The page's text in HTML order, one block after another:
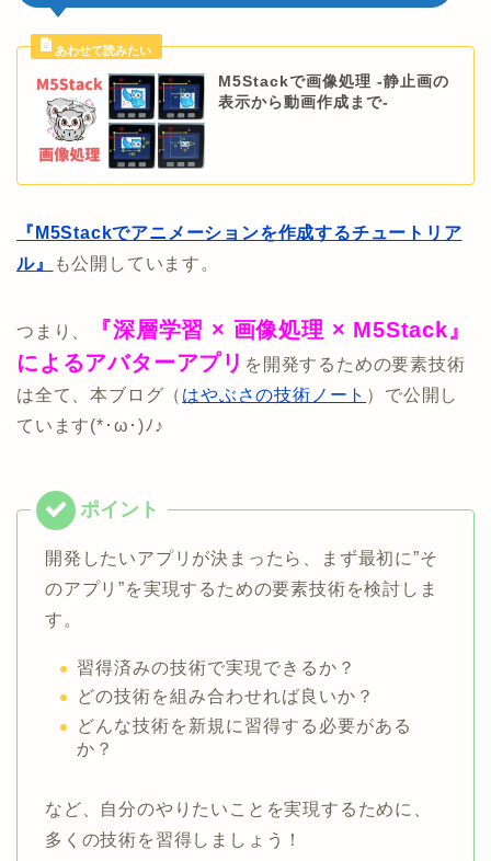
M5Stackで画像処理 -静止画の
表示から動画作成まで-
『M5Stackでアニメーションを作成するチュートリア
ル』
も公開しています。
つまり、
『深層学習 × 画像処理 × M5Stack』
によるアバターアプリ を開発するための要素技術
は全て、本ブログ（ はやぶさの技術ノート ）で公開し
ています(*･ω･)ﾉ♪
開発したいアプリが決まったら、まず最初に”そ
のアプリ”を実現するための要素技術を検討しま
す。
習得済みの技術で実現できるか？
どの技術を組み合わせれば良いか？
どんな技術を新規に習得する必要がある
か？
など、自分のやりたいことを実現するために、
多くの技術を習得しましょう！